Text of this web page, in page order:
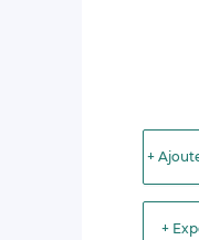
+
+